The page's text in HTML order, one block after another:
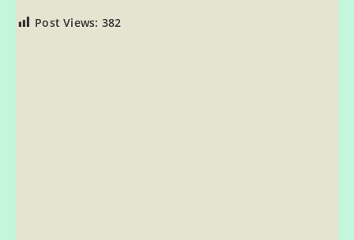
Post Views: 382